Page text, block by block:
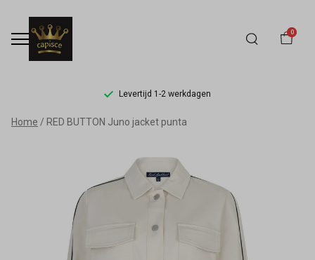
0
Levertijd 1-2 werkdagen
RED
jacket
punta
Home RED BUTTON Juno jacket punta